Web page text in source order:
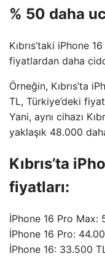
% 50 daha
Kıbrıs’taki iPhone
fiyatlardan daha
Örneğin, Kıbrıs’ta
TL, Türkiye’deki
Yani, aynı cihazı
yaklaşık 48.000
Kıbrıs’ta
fiyatları:
İPhone 16 Pro Max:
İPhone 16 Pro:
İPhone 16: 33.500